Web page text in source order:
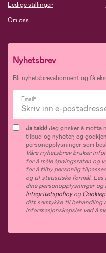
Ledige stillinger
Om oss
Nyhetsbrev
Bli nyhetsbrevabonnent og få
Email*
Ja takk!Jeg ønsker å motta
tilbud og nyheter, og
personopplysninger som
Våre nyhetsbrev bruker
for å måle åpningsraten og
for å tilby personlig
og til statistiske formål. Les
dine personopplysninger
Integritetspolicyog
ditt samtykke til behandling
informasjonskapsler ved å